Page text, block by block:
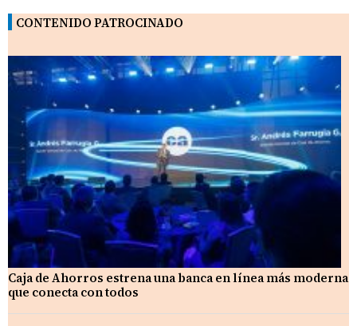
CONTENIDO PATROCINADO
Caja de Ahorros estrena una banca en línea más moderna
que conecta con todos